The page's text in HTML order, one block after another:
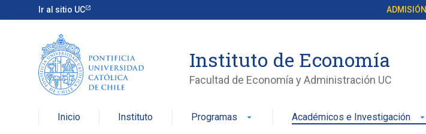
Ir al sitio UC ADMISIÓN
Instituto de Economía
Facultad de Economía y Administración UC
Inicio Instituto Programas arrow_drop_down Académicos e Investigación arrow_drop_down